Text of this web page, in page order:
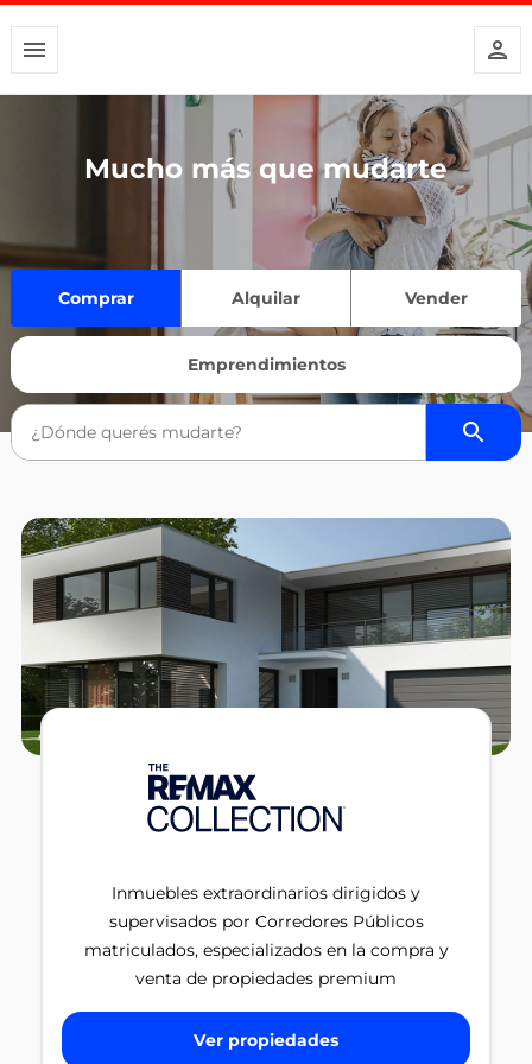
Mucho más que mudarte
Comprar Alquilar Vender
Emprendimientos
Inmuebles extraordinarios dirigidos y
supervisados por Corredores Públicos
matriculados, especializados en la compra y
venta de propiedades premium
Ver propiedades